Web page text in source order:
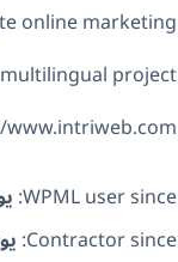
online marketing.
project?
WPML user since:
Contractor since: